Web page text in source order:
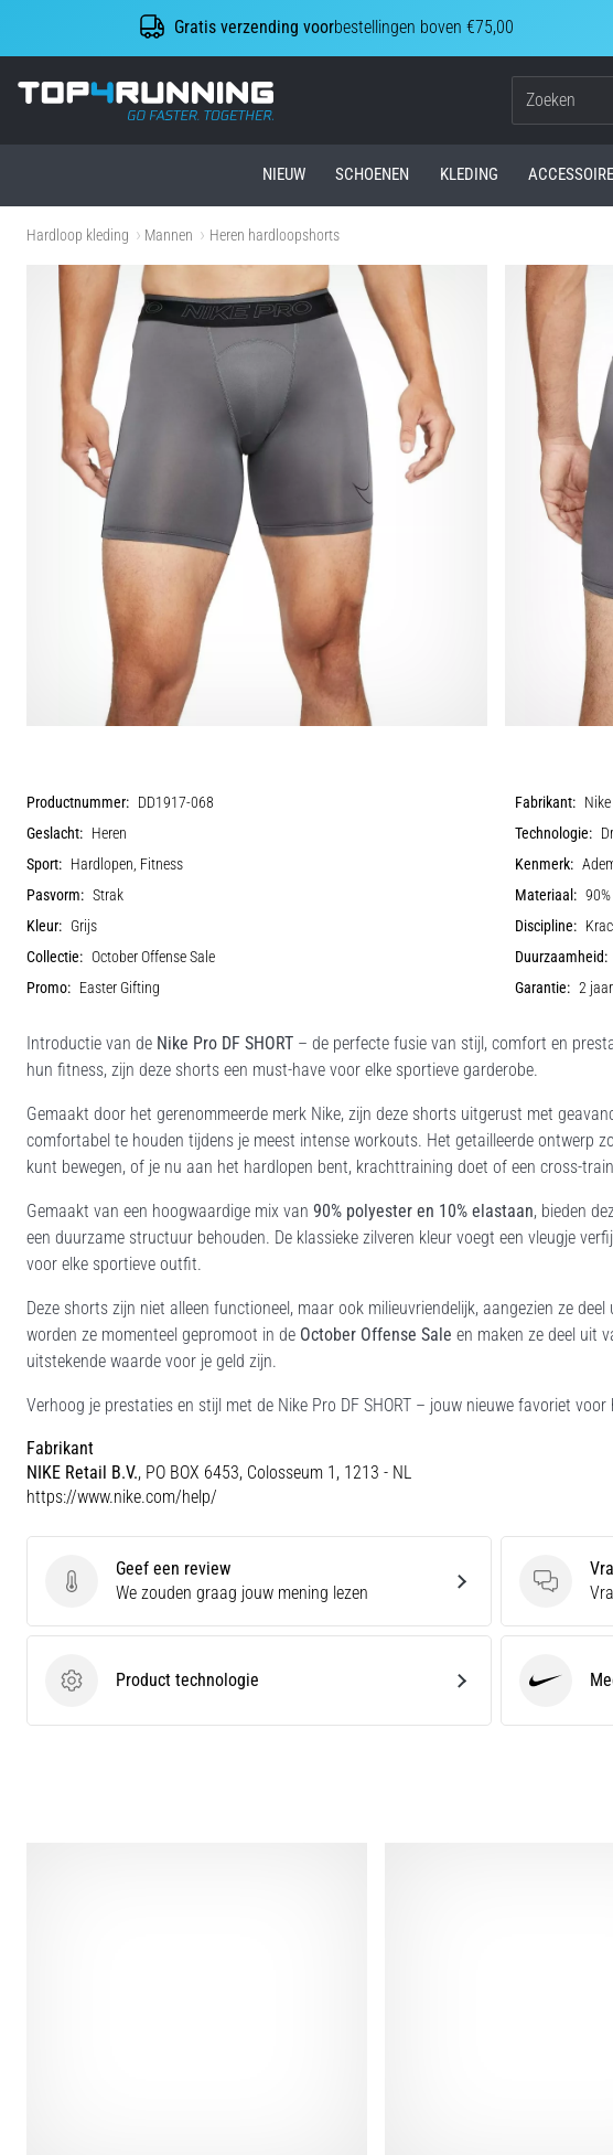
Gratis verzending voorbestellingen boven €75,00
Top4Running.nl
NIEUW SCHOENEN KLEDING
Hardloop kleding Mannen Heren hardloopshorts
Productnummer: DD1917-068 Fabrikant: Nike
Geslacht: Heren Technologie:
Sport: Hardlopen, Fitness Kenmerk:
Pasvorm: Strak Materiaal:
Kleur: Grijs Discipline:
Collectie: October Offense Sale Duurzaamheid:
Promo: Easter Gifting Garantie: 2 jaar
Introductie van de Nike Pro DF SHORT – de perfecte fusie van stijl, comfort en
hun fitness, zijn deze shorts een must-have voor elke sportieve garderobe.
Gemaakt door het gerenommeerde merk Nike, zijn deze shorts uitgerust met
comfortabel te houden tijdens je meest intense workouts. Het getailleerde ontwerp
kunt bewegen, of je nu aan het hardlopen bent, krachttraining doet of een cross-
Gemaakt van een hoogwaardige mix van 90% polyester en 10% elastaan, bieden
een duurzame structuur behouden. De klassieke zilveren kleur voegt een vleugje
voor elke sportieve outfit.
Deze shorts zijn niet alleen functioneel, maar ook milieuvriendelijk, aangezien ze
worden ze momenteel gepromoot in de October Offense Sale en maken ze deel uit
uitstekende waarde voor je geld zijn.
Verhoog je prestaties en stijl met de Nike Pro DF SHORT – jouw nieuwe favoriet
Fabrikant
NIKE Retail B.V., PO BOX 6453, Colosseum 1, 1213 - NL
https://www.nike.com/help/
Geef een review
Geef een review
We zouden graag jouw mening lezen
Vragen
Product technologie
Product technologie